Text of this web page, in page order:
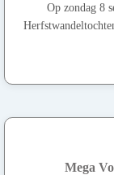
Op zondag 8
Mega